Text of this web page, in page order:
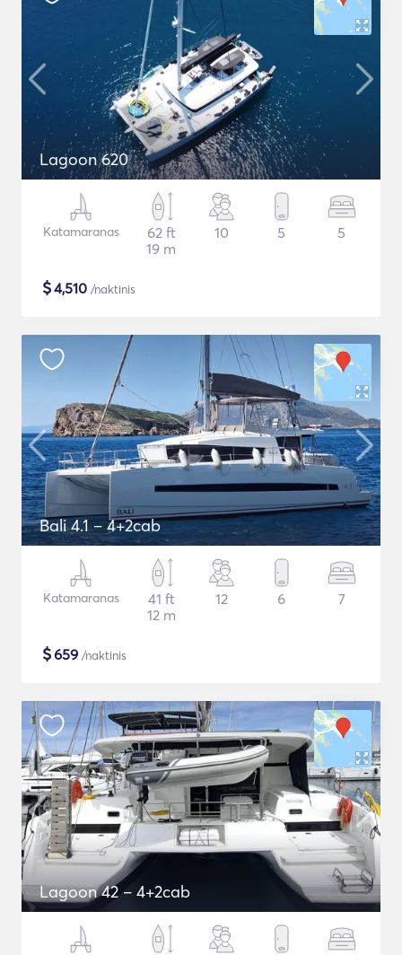
Lagoon 620
Katamaranas
62 ft
19 m
10 5 5
$4,510 /naktinis
Bali 4.1 – 4+2cab
Katamaranas
41 ft
12 m
12 6 7
$659 /naktinis
Lagoon 42 – 4+2cab